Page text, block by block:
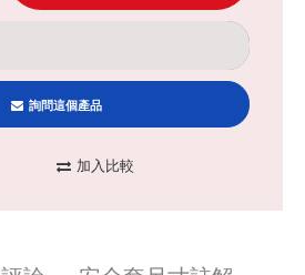
詢問這個產品
加入比較